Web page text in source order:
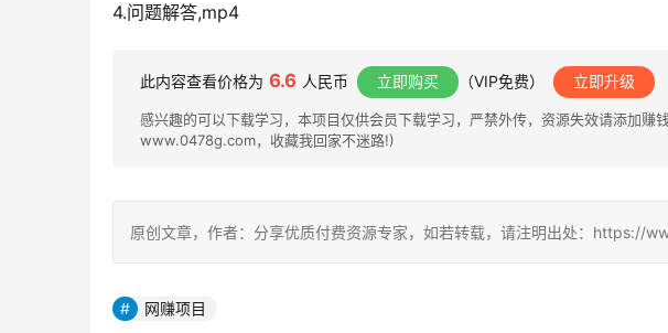
4.问题解答,mp4
此内容查看价格为 6.6 人民币 立即购买 （VIP免费） 立即升级
感兴趣的可以下载学习，本项目仅供会员下载学习，严禁外传，资源失效请添加
www.0478g.com，收藏我回家不迷路!)
原创文章，作者：分享优质付费资源专家，如若转载，请注明出处：https://
网赚项目